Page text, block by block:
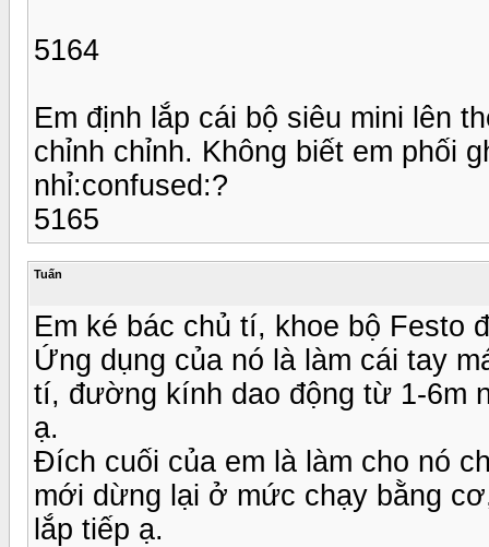
5164
Em định lắp cái bộ siêu mini lên
chỉnh chỉnh. Không biết em phối
nhỉ:confused:?
5165
Tuấn
Em ké bác chủ tí, khoe bộ Festo
Ứng dụng của nó là làm cái tay
tí, đường kính dao động từ 1-6m
ạ.
Đích cuối của em là làm cho nó
mới dừng lại ở mức chạy bằng
lắp tiếp ạ.